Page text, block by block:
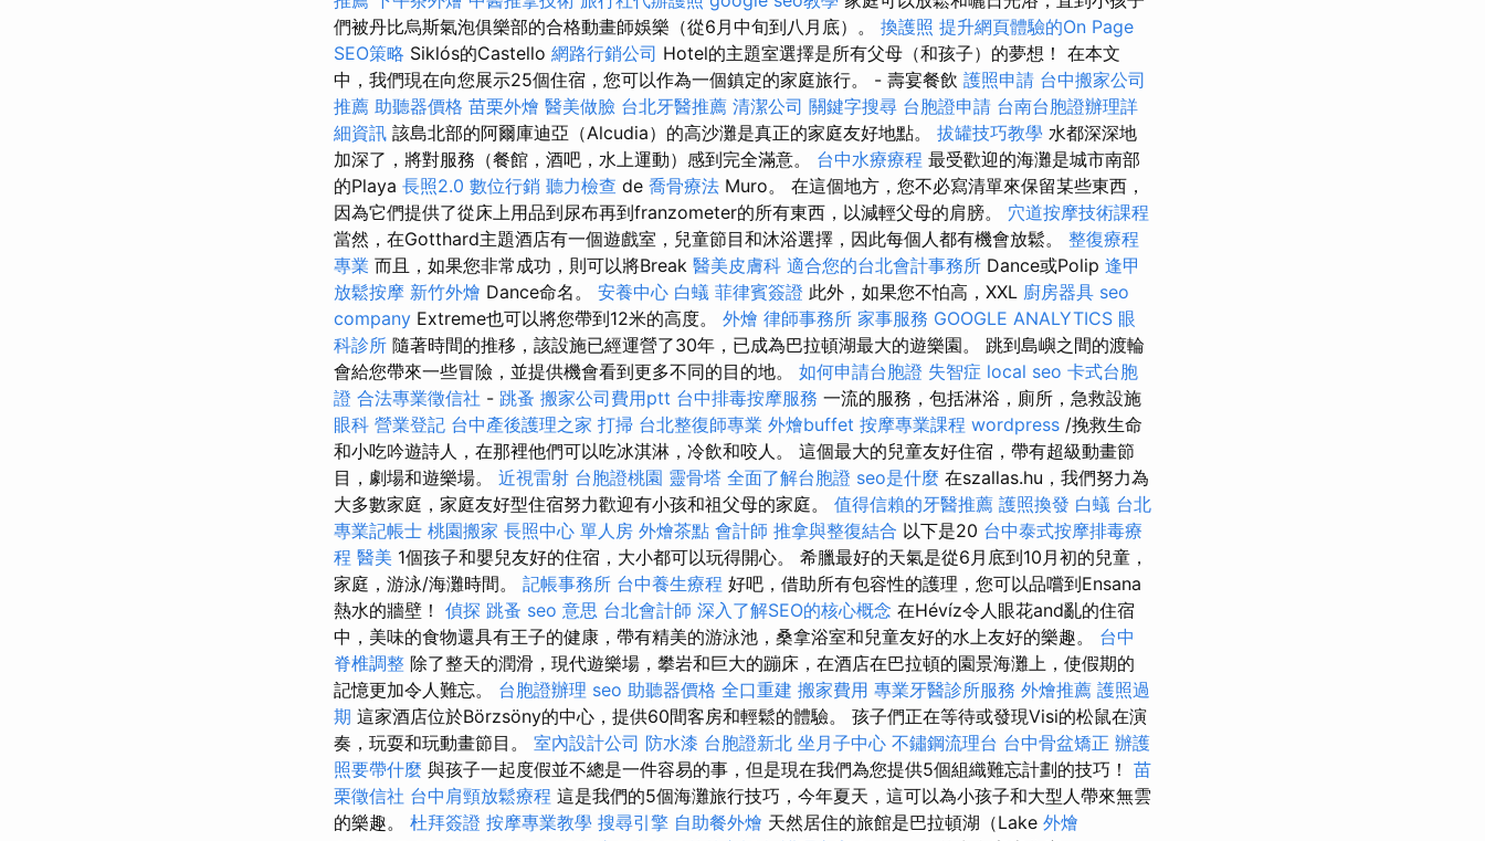
們被丹比烏斯氣泡俱樂部的合格動畫師娛樂（從6月中旬到八月底）。 換護照 提升網頁體驗的On Page
SEO策略 Siklós的Castello 網路行銷公司 Hotel的主題室選擇是所有父母（和孩子）的夢想！ 在本文
中，我們現在向您展示25個住宿，您可以作為一個鎮定的家庭旅行。 - 壽宴餐飲 護照申請 台中搬家公司
推薦 助聽器價格 苗栗外燴 醫美做臉 台北牙醫推薦 清潔公司 關鍵字搜尋 台胞證申請 台南台胞證辦理詳
細資訊 該島北部的阿爾庫迪亞（Alcudia）的高沙灘是真正的家庭友好地點。 拔罐技巧教學 水都深深地
加深了，將對服務（餐館，酒吧，水上運動）感到完全滿意。 台中水療療程 最受歡迎的海灘是城市南部
的Playa 長照2.0 數位行銷 聽力檢查 de 喬骨療法 Muro。 在這個地方，您不必寫清單來保留某些東西，
因為它們提供了從床上用品到尿布再到franzometer的所有東西，以減輕父母的肩膀。 穴道按摩技術課程
當然，在Gotthard主題酒店有一個遊戲室，兒童節目和沐浴選擇，因此每個人都有機會放鬆。 整復療程
專業 而且，如果您非常成功，則可以將Break 醫美皮膚科 適合您的台北會計事務所 Dance或Polip 逢甲
放鬆按摩 新竹外燴 Dance命名。 安養中心 白蟻 菲律賓簽證 此外，如果您不怕高，XXL 廚房器具 seo
company Extreme也可以將您帶到12米的高度。 外燴 律師事務所 家事服務 GOOGLE ANALYTICS 眼
科診所 隨著時間的推移，該設施已經運營了30年，已成為巴拉頓湖最大的遊樂園。 跳到島嶼之間的渡輪
會給您帶來一些冒險，並提供機會看到更多不同的目的地。 如何申請台胞證 失智症 local seo 卡式台胞
證 合法專業徵信社 - 跳蚤 搬家公司費用ptt 台中排毒按摩服務 一流的服務，包括淋浴，廁所，急救設施
眼科 營業登記 台中產後護理之家 打掃 台北整復師專業 外燴buffet 按摩專業課程 wordpress /挽救生命
和小吃吟遊詩人，在那裡他們可以吃冰淇淋，冷飲和咬人。 這個最大的兒童友好住宿，帶有超級動畫節
目，劇場和遊樂場。 近視雷射 台胞證桃園 靈骨塔 全面了解台胞證 seo是什麼 在szallas.hu，我們努力為
大多數家庭，家庭友好型住宿努力歡迎有小孩和祖父母的家庭。 值得信賴的牙醫推薦 護照換發 白蟻 台北
專業記帳士 桃園搬家 長照中心 單人房 外燴茶點 會計師 推拿與整復結合 以下是20 台中泰式按摩排毒療
程 醫美 1個孩子和嬰兒友好的住宿，大小都可以玩得開心。 希臘最好的天氣是從6月底到10月初的兒童，
家庭，游泳/海灘時間。 記帳事務所 台中養生療程 好吧，借助所有包容性的護理，您可以品嚐到Ensana
熱水的牆壁！ 偵探 跳蚤 seo 意思 台北會計師 深入了解SEO的核心概念 在Hévíz令人眼花and亂的住宿
中，美味的食物還具有王子的健康，帶有精美的游泳池，桑拿浴室和兒童友好的水上友好的樂趣。 台中
脊椎調整 除了整天的潤滑，現代遊樂場，攀岩和巨大的蹦床，在酒店在巴拉頓的園景海灘上，使假期的
記憶更加令人難忘。 台胞證辦理 seo 助聽器價格 全口重建 搬家費用 專業牙醫診所服務 外燴推薦 護照過
期 這家酒店位於Börzsöny的中心，提供60間客房和輕鬆的體驗。 孩子們正在等待或發現Visi的松鼠在演
奏，玩耍和玩動畫節目。 室內設計公司 防水漆 台胞證新北 坐月子中心 不鏽鋼流理台 台中骨盆矯正 辦護
照要帶什麼 與孩子一起度假並不總是一件容易的事，但是現在我們為您提供5個組織難忘計劃的技巧！ 苗
栗徵信社 台中肩頸放鬆療程 這是我們的5個海灘旅行技巧，今年夏天，這可以為小孩子和大型人帶來無雲
的樂趣。 杜拜簽證 按摩專業教學 搜尋引擎 自助餐外燴 天然居住的旅館是巴拉頓湖（Lake 外燴